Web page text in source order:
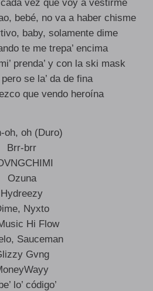
vez que voy a vestirme
bebé, no va a haber chisme
baby, solamente dime
te me trepa’ encima
prenda’ y con la ski mask
pero se la’ da de fina
que vendo heroína
oh, oh (Duro)
Brr-brr
Ozuna
Hydreezy
Nyxto
Hi Flow
Sauceman
Gvng
lo’ código’